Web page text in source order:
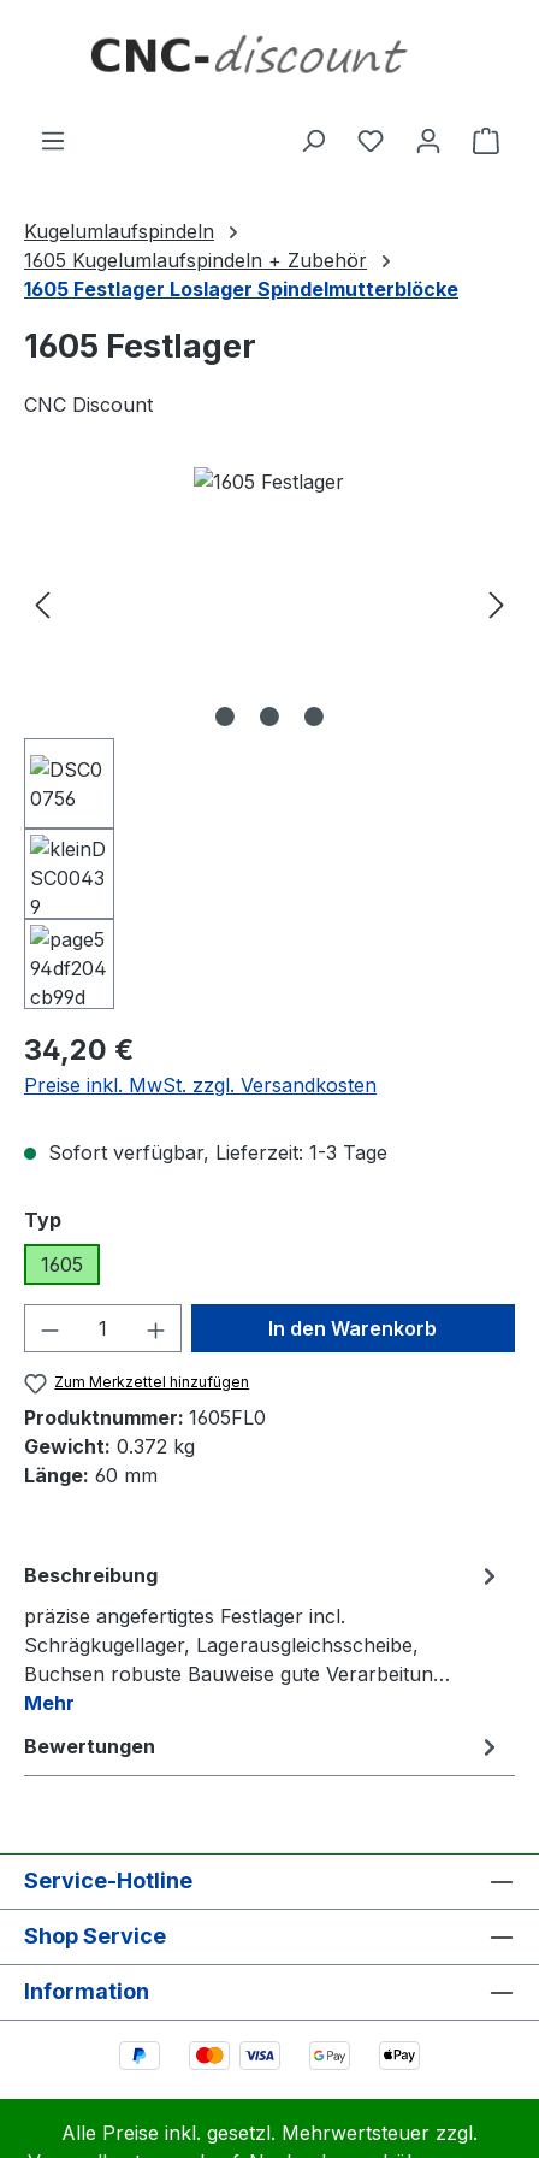
Kugelumlaufspindeln
1605 Kugelumlaufspindeln + Zubehör
1605 Festlager Loslager Spindelmutterblöcke
1605 Festlager
CNC Discount
Bildergalerie überspringen
Regulärer Preis:
34,20 €
Preise inkl. MwSt. zzgl. Versandkosten
Sofort verfügbar, Lieferzeit: 1-3 Tage
Typauswählen
1605
Produkt Anzahl: Gib denIn den Warenkorb
Zum Merkzettel hinzufügen
Produktnummer: 1605FL0
Gewicht: 0.372 kg
Länge: 60 mm
Beschreibung
präzise angefertigtes Festlager incl.
Schrägkugellager, Lagerausgleichsscheibe,
Buchsen robuste Bauweise gute Verarbeitun…
Mehr
Bewertungen
Service-Hotline
Shop Service
Information
Alle Preise inkl. gesetzl. Mehrwertsteuer zzgl.